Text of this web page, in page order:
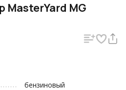
MasterYard MG
бензиновый